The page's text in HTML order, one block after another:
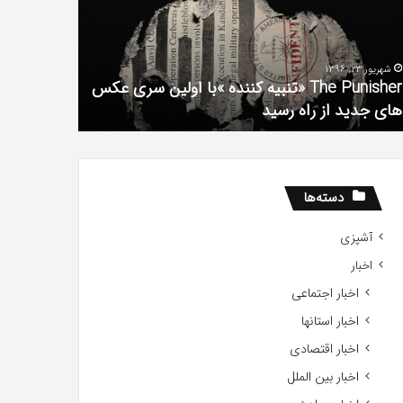
عکس
های
جدید
شهریور 23, 1396
The Punisher «تنبیه کننده »با اولین سری عکس
های جدید از راه رسید
دسته‌ها
آشپزی
اخبار
اخبار اجتماعی
اخبار استانها
اخبار اقتصادی
اخبار بین الملل